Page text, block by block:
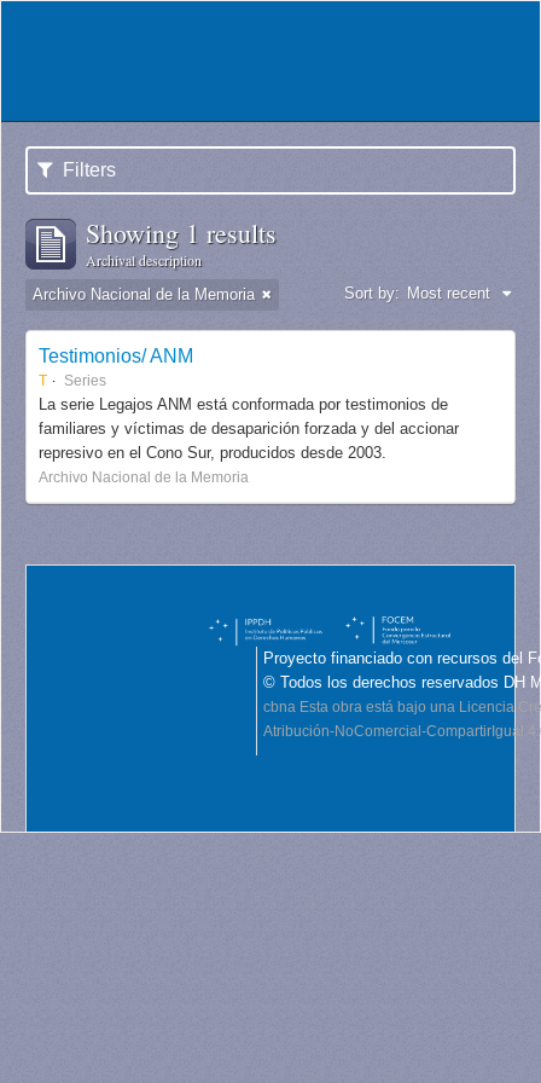
Filters
Showing 1 results
Archival description
Archivo Nacional de la Memoria Sort by: Most recent
Testimonios/ ANM
T Series
La serie Legajos ANM está conformada por testimonios de
familiares y víctimas de desaparición forzada y del accionar
represivo en el Cono Sur, producidos desde 2003.
Archivo Nacional de la Memoria
Proyecto financiado con recursos del
© Todos los derechos reservados DH
cbna Esta obra está bajo una Licencia
Atribución-NoComercial-CompartirIgual